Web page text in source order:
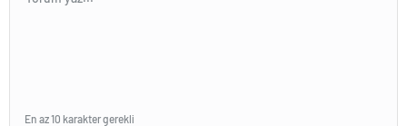
En az 10 karakter gerekli